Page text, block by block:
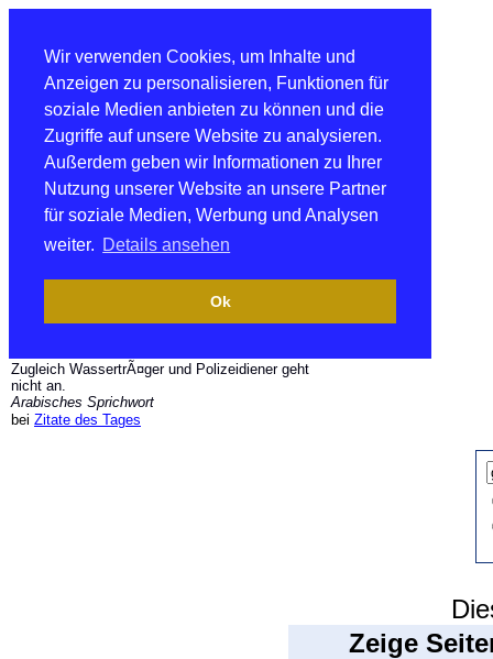
Wir verwenden Cookies, um Inhalte und
Anzeigen zu personalisieren, Funktionen für
soziale Medien anbieten zu können und die
Zugriffe auf unsere Website zu analysieren.
Außerdem geben wir Informationen zu Ihrer
Nutzung unserer Website an unsere Partner
für soziale Medien, Werbung und Analysen
weiter. Details ansehen
Ok
Zugleich WassertrÃ¤ger und Polizeidiener geht
nicht an.
Arabisches Sprichwort
bei Zitate des Tages
Zeige